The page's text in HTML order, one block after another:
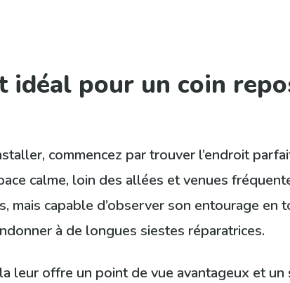
idéal pour un coin
commencez par trouver l’endroit
calme, loin des allées et venues
mais capable d’observer son entourage en
à de longues siestes réparatrices.
leur offre un point de vue avantageux et